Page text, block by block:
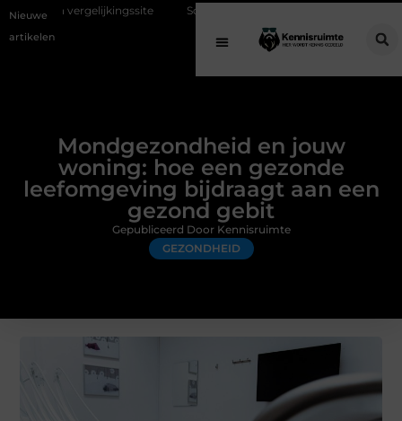
Nieuwe
artikelen
Schenking aan een goed doel: waarom geven belangrijk is
Mondgezondheid en jouw
woning: hoe een gezonde
leefomgeving bijdraagt aan een
gezond gebit
GEZONDHEID
Gepubliceerd Door Kennisruimte